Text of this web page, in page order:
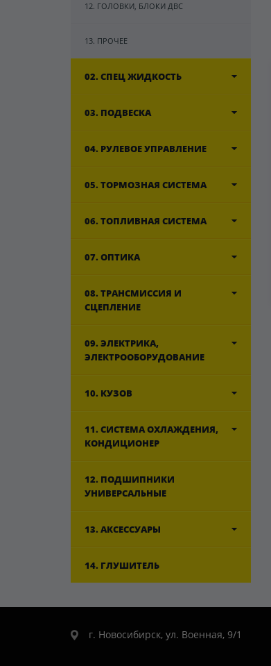
12. ГОЛОВКИ, БЛОКИ ДВС
13. ПРОЧЕЕ
02. СПЕЦ ЖИДКОСТЬ
03. ПОДВЕСКА
04. РУЛЕВОЕ УПРАВЛЕНИЕ
05. ТОРМОЗНАЯ СИСТЕМА
06. ТОПЛИВНАЯ СИСТЕМА
07. ОПТИКА
08. ТРАНСМИССИЯ И
СЦЕПЛЕНИЕ
09. ЭЛЕКТРИКА,
ЭЛЕКТРООБОРУДОВАНИЕ
10. КУЗОВ
11. СИСТЕМА ОХЛАЖДЕНИЯ,
КОНДИЦИОНЕР
12. ПОДШИПНИКИ
УНИВЕРСАЛЬНЫЕ
13. АКСЕССУАРЫ
14. ГЛУШИТЕЛЬ
г. Новосибирск, ул. Военная, 9/1